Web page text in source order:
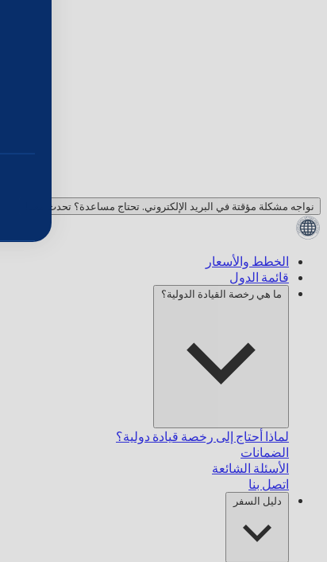
نواجه مشكلة مؤقتة في البريد الإلكتروني. تحتاج مساعدة؟ تحدث معنا!
الخطط والأسعار
قائمة الدول
ما هي رخصة القيادة الدولية؟
لماذا أحتاج إلى رخصة قيادة دولية؟
الضمانات
الأسئلة الشائعة
اتصل بنا
دليل السفر